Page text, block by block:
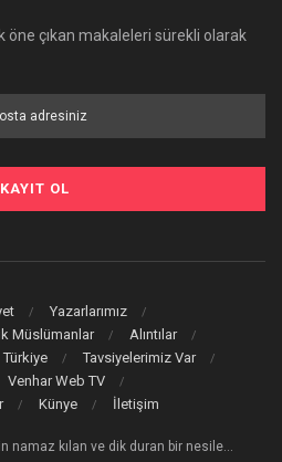
çıkan makaleleri sürekli olarak
Yazarlarımız
Müslümanlar
Alıntılar
Türkiye
Tavsiyelerimiz Var
Venhar Web TV
Künye İletişim
namaz kılan ve dik duran bir nesile…